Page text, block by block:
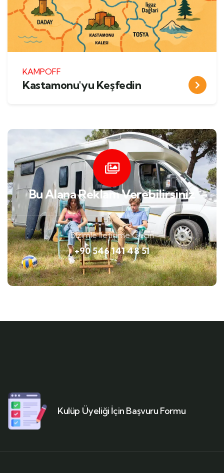
KAMPOFF
Kastamonu'yu Keşfedin
Bu Alana Reklam Verebilirsiniz
Bizimle İletişime Geçin
+90 546 141 48 51
Kulüp Üyeliği İçin Başvuru Formu